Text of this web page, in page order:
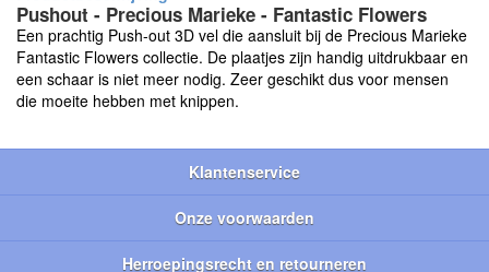
Pushout - Precious Marieke - Fantastic Flowers
Een prachtig Push-out 3D vel die aansluit bij de Precious Marieke
Fantastic Flowers collectie. De plaatjes zijn handig uitdrukbaar en
een schaar is niet meer nodig. Zeer geschikt dus voor mensen
die moeite hebben met knippen.
Klantenservice
Onze voorwaarden
Herroepingsrecht en retourneren